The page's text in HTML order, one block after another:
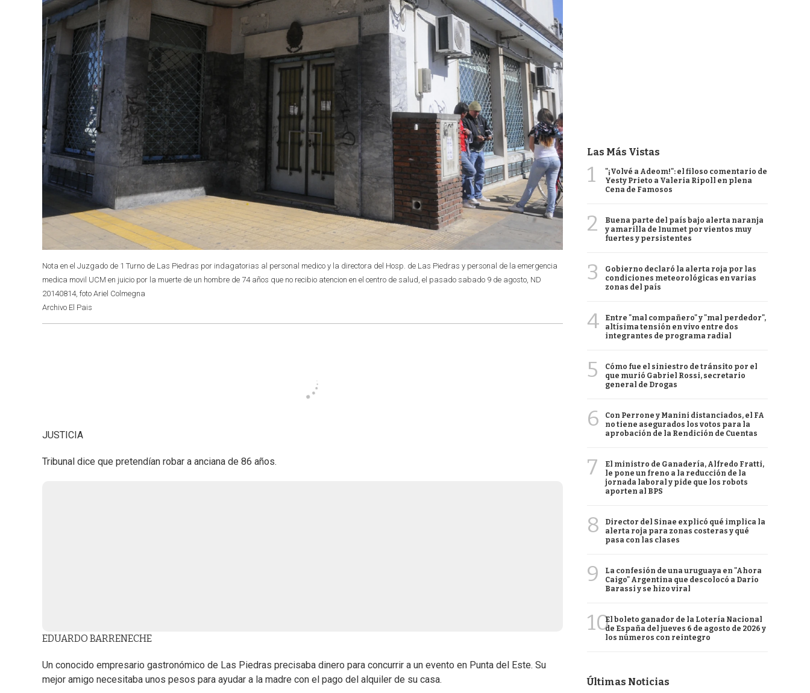
Nota en el Juzgado de 1 Turno de Las Piedras por indagatorias al personal medico y la directora del Hosp. de Las Piedras y personal de la emergencia
medica movil UCM en juicio por la muerte de un hombre de 74 años que no recibio atencion en el centro de salud, el pasado sabado 9 de agosto, ND
20140814, foto Ariel Colmegna
Archivo El Pais
JUSTICIA
Tribunal dice que pretendían robar a anciana de 86 años.
EDUARDO BARRENECHE
Un conocido empresario gastronómico de Las Piedras precisaba dinero para concurrir a un evento en Punta del Este. Su
mejor amigo necesitaba unos pesos para ayudar a la madre con el pago del alquiler de su casa.
Las Más Vistas
1
"¡Volvé a Adeom!": el filoso comentario de
Yesty Prieto a Valeria Ripoll en plena
Cena de Famosos
2
Buena parte del país bajo alerta naranja
y amarilla de Inumet por vientos muy
fuertes y persistentes
3
Gobierno declaró la alerta roja por las
condiciones meteorológicas en varias
zonas del país
4
Entre "mal compañero" y "mal perdedor",
altísima tensión en vivo entre dos
integrantes de programa radial
5
Cómo fue el siniestro de tránsito por el
que murió Gabriel Rossi, secretario
general de Drogas
6
Con Perrone y Manini distanciados, el FA
no tiene asegurados los votos para la
aprobación de la Rendición de Cuentas
7
El ministro de Ganadería, Alfredo Fratti,
le pone un freno a la reducción de la
jornada laboral y pide que los robots
aporten al BPS
8
Director del Sinae explicó qué implica la
alerta roja para zonas costeras y qué
pasa con las clases
9
La confesión de una uruguaya en "Ahora
Caigo" Argentina que descolocó a Darío
Barassi y se hizo viral
10El boleto ganador de la Lotería Nacional
de España del jueves 6 de agosto de 2026 y
los números con reintegro
Últimas Noticias